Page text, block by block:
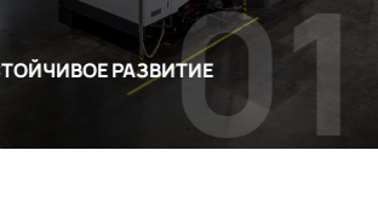
РАЗВИТИЕ01